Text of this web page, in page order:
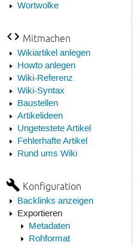
Wortwolke
Mitmachen
Wikiartikel anlegen
Howto anlegen
Wiki-Referenz
Wiki-Syntax
Baustellen
Artikelideen
Ungetestete Artikel
Fehlerhafte Artikel
Rund ums Wiki
Konfiguration
Backlinks anzeigen
Exportieren
Metadaten
Rohformat